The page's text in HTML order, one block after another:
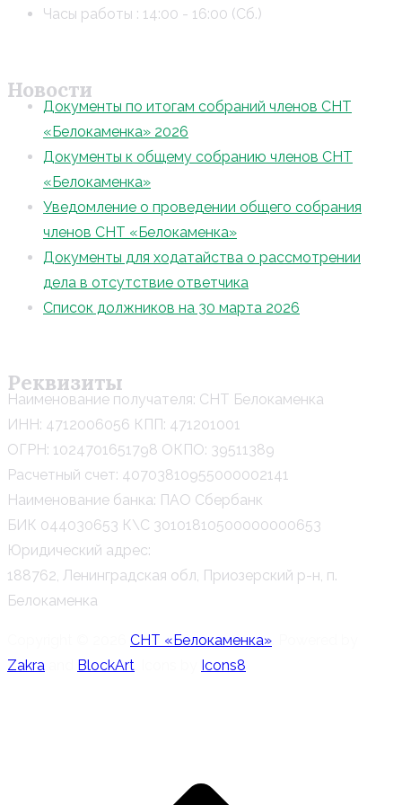
Часы работы : 14:00 - 16:00 (Сб.)
Новости
Документы по итогам собраний членов СНТ
«Белокаменка» 2026
Документы к общему собранию членов СНТ
«Белокаменка»
Уведомление о проведении общего собрания
членов СНТ «Белокаменка»
Документы для ходатайства о рассмотрении
дела в отсутствие ответчика
Список должников на 30 марта 2026
Реквизиты
Наименование получателя: СНТ Белокаменка
ИНН: 4712006056 КПП: 471201001
ОГРН: 1024701651798 ОКПО: 39511389
Расчетный счет: 40703810955000002141
Наименование банка: ПАО Сбербанк
БИК 044030653 К\С 30101810500000000653
Юридический адрес:
188762, Ленинградская обл, Приозерский р-н, п.
Белокаменка
СНТ «Белокаменка»
Zakra
BlockArt Icons8